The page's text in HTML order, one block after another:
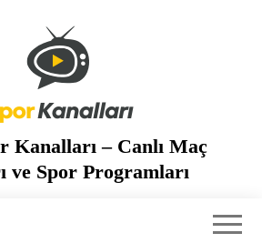
Kanalları – Canlı Maç
ve Spor Programları